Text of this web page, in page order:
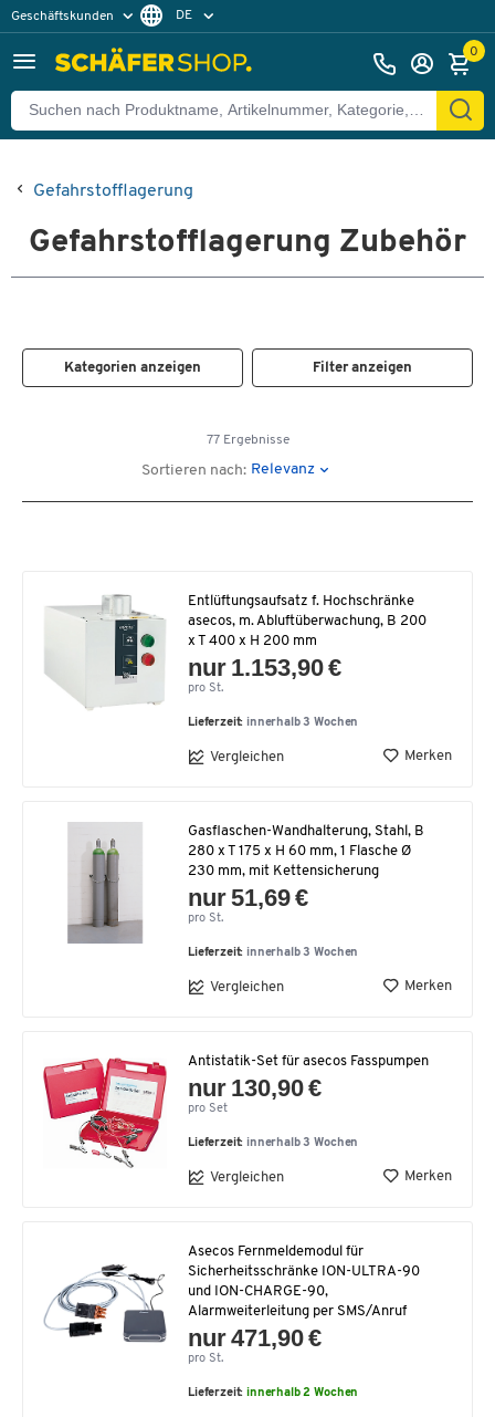
Geschäftskunden DE
0
Gefahrstofflagerung
Gefahrstofflagerung Zubehör
Kategorien anzeigen Filter anzeigen
77 Ergebnisse
Sortieren nach: Relevanz
Entlüftungsaufsatz f. Hochschränke
asecos, m. Abluftüberwachung, B 200
x T 400 x H 200 mm
nur 1.153,90 €
pro St.
Lieferzeit: innerhalb 3 Wochen
Vergleichen Merken
Gasflaschen-Wandhalterung, Stahl, B
280 x T 175 x H 60 mm, 1 Flasche Ø
230 mm, mit Kettensicherung
nur 51,69 €
pro St.
Lieferzeit: innerhalb 3 Wochen
Vergleichen Merken
Antistatik-Set für asecos Fasspumpen
nur 130,90 €
pro Set
Lieferzeit: innerhalb 3 Wochen
Vergleichen Merken
Asecos Fernmeldemodul für
Sicherheitsschränke ION-ULTRA-90
und ION-CHARGE-90,
Alarmweiterleitung per SMS/Anruf
nur 471,90 €
pro St.
Lieferzeit:innerhalb 2 Wochen